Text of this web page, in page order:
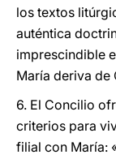
los textos
auténtica
imprescindible
María deriva de
6. El Concilio
criterios para
filial con María: